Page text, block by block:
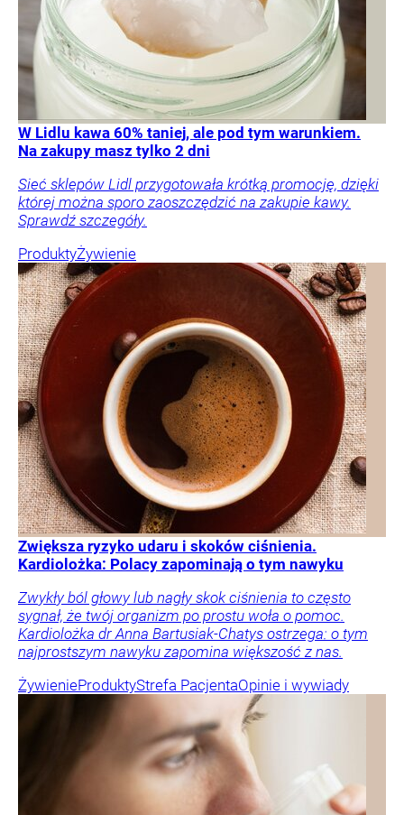
W Lidlu kawa 60% taniej, ale pod tym warunkiem.
Na zakupy masz tylko 2 dni
Sieć sklepów Lidl przygotowała krótką promocję, dzięki
której można sporo zaoszczędzić na zakupie kawy.
Sprawdź szczegóły.
ProduktyŻywienie
Zwiększa ryzyko udaru i skoków ciśnienia.
Kardiolożka: Polacy zapominają o tym nawyku
Zwykły ból głowy lub nagły skok ciśnienia to często
sygnał, że twój organizm po prostu woła o pomoc.
Kardiolożka dr Anna Bartusiak-Chatys ostrzega: o tym
najprostszym nawyku zapomina większość z nas.
ŻywienieProduktyStrefa PacjentaOpinie i wywiady